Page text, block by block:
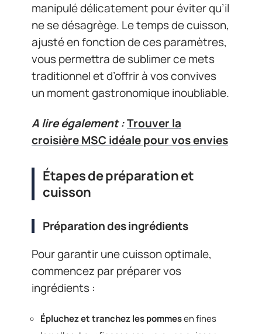
manipulé délicatement pour éviter qu’il
ne se désagrège. Le temps de cuisson,
ajusté en fonction de ces paramètres,
vous permettra de sublimer ce mets
traditionnel et d’offrir à vos convives
un moment gastronomique inoubliable.
A lire également :Trouver la
croisière MSC idéale pour vos envies
Étapes de préparation et
cuisson
Préparation des ingrédients
Pour garantir une cuisson optimale,
commencez par préparer vos
ingrédients :
Épluchez et tranchez les pommesen fines